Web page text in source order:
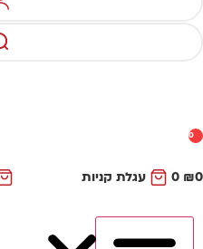
0
₪
0 עגלת קניות